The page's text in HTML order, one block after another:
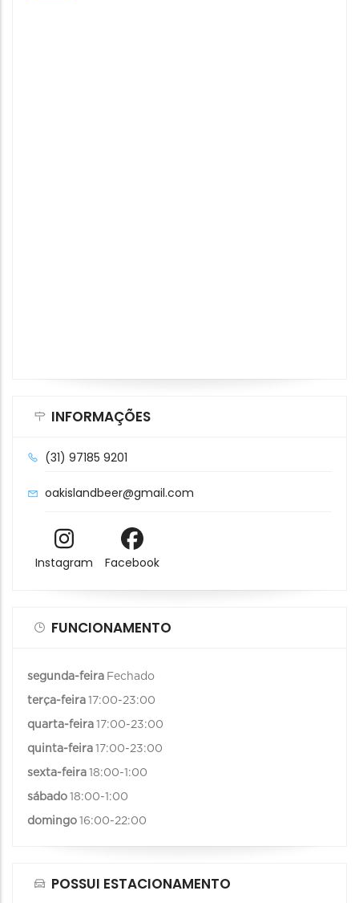
INFORMAÇÕES
(31) 97185 9201
oakislandbeer@gmail.com
Instagram Facebook
FUNCIONAMENTO
segunda-feira Fechado
terça-feira 17:00-23:00
quarta-feira 17:00-23:00
quinta-feira 17:00-23:00
sexta-feira 18:00-1:00
sábado 18:00-1:00
domingo 16:00-22:00
POSSUI ESTACIONAMENTO